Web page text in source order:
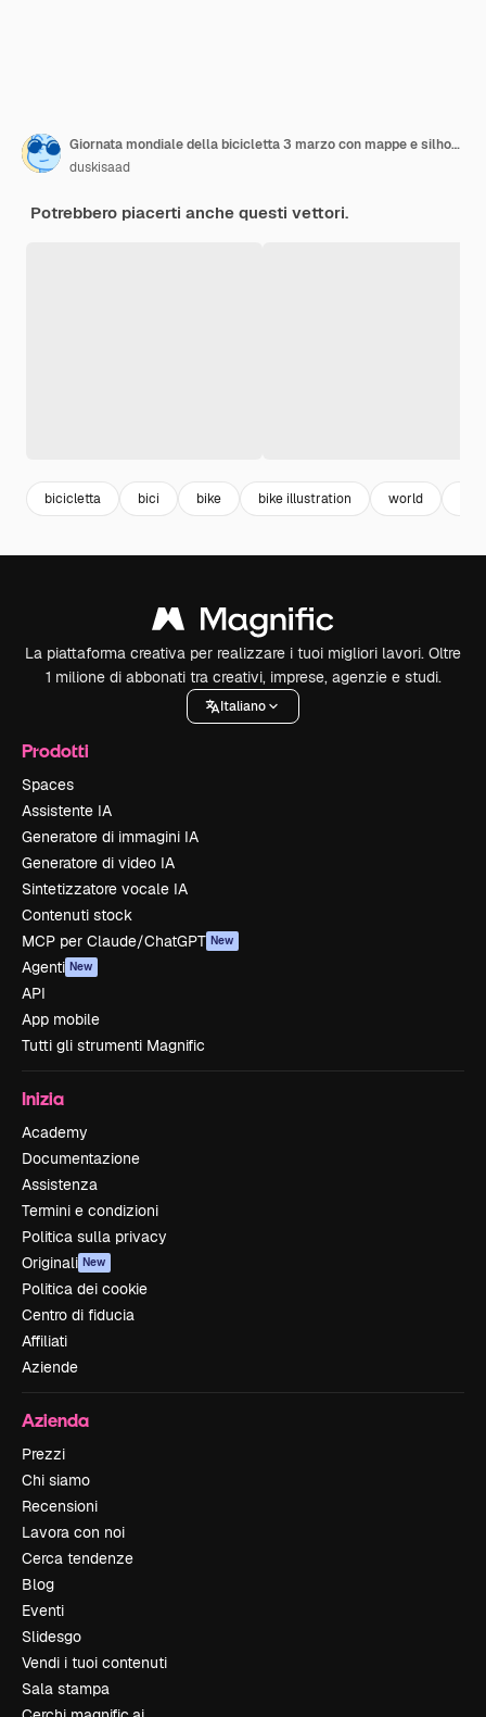
Giornata mondiale della bicicletta 3 marzo con mappe e silhouette di biciclette su sfondo isolato
duskisaad
Potrebbero piacerti anche questi vettori.
bicicletta bici bike bike illustration world
La piattaforma creativa per realizzare i tuoi migliori lavori. Oltre
1 milione di abbonati tra creativi, imprese, agenzie e studi.
Italiano
Prodotti
Spaces
Assistente IA
Generatore di immagini IA
Generatore di video IA
Sintetizzatore vocale IA
Contenuti stock
MCP per Claude/ChatGPT New
Agenti New
API
App mobile
Tutti gli strumenti Magnific
Inizia
Academy
Documentazione
Assistenza
Termini e condizioni
Politica sulla privacy
Originali New
Politica dei cookie
Centro di fiducia
Affiliati
Aziende
Azienda
Prezzi
Chi siamo
Recensioni
Lavora con noi
Cerca tendenze
Blog
Eventi
Slidesgo
Vendi i tuoi contenuti
Sala stampa